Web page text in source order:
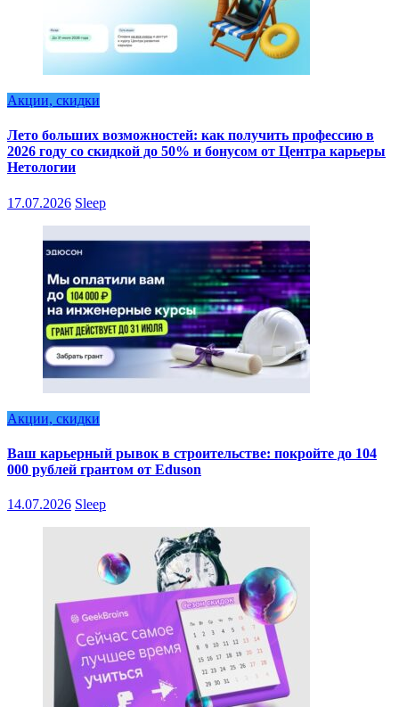
Акции, скидки
Лето больших возможностей: как получить профессию в
2026 году со скидкой до 50% и бонусом от Центра карьеры
Нетологии
17.07.2026 Sleep
Акции, скидки
Ваш карьерный рывок в строительстве: покройте до 104
000 рублей грантом от Eduson
14.07.2026 Sleep